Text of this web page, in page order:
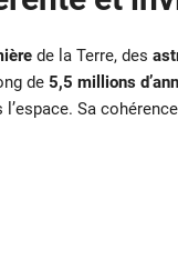
de la Terre, des
de 5,5 millions
Sa